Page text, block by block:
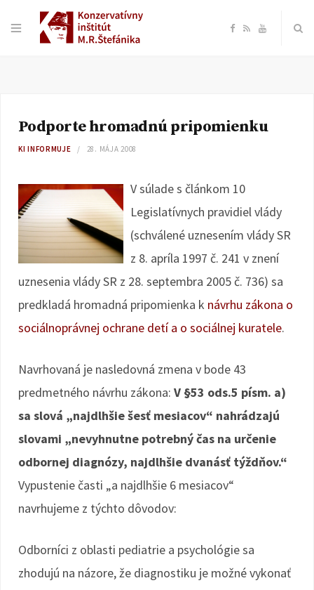
F
e
o
k
R Y
T
e
Podporte hromadnú pripomienku
KI INFORMUJE 28. MÁJA 2008
V súlade s článkom 10
Legislatívnych pravidiel vlády
(schválené uznesením vlády SR
z 8. apríla 1997 č. 241 v znení
uznesenia vlády SR z 28. septembra 2005 č. 736) sa
predkladá hromadná pripomienka k návrhu zákona o
sociálnoprávnej ochrane detí a o sociálnej kuratele.
Navrhovaná je nasledovná zmena v bode 43
predmetného návrhu zákona: V §53 ods.5 písm. a)
sa slová „najdlhšie šesť mesiacov“ nahrádzajú
slovami „nevyhnutne potrebný čas na určenie
odbornej diagnózy, najdlhšie dvanásť týždňov.“
Vypustenie časti „a najdlhšie 6 mesiacov“
navrhujeme z týchto dôvodov:
Odborníci z oblasti pediatrie a psychológie sa
zhodujú na názore, že diagnostiku je možné vykonať